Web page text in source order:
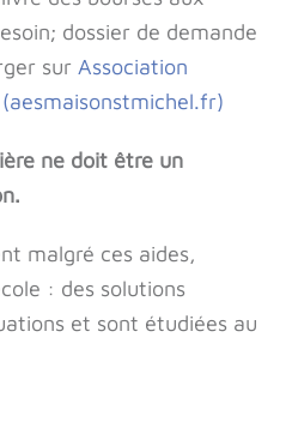
dossier de demande
sur Association
ne doit être un
malgré ces aides,
: des solutions
et sont étudiées au